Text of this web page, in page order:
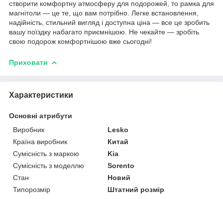
створити комфортну атмосферу для подорожей, то рамка для
магнітоли — це те, що вам потрібно. Легке встановлення,
надійність, стильний вигляд і доступна ціна — все це зробить
вашу поїздку набагато приємнішою. Не чекайте — зробіть
свою подорож комфортнішою вже сьогодні!
Приховати
Характеристики
Основні атрибути
Виробник
Lesko
Країна виробник
Китай
Сумісність з маркою
Kia
Сумісність з моделлю
Sorento
Стан
Новий
Типорозмір
Штатний розмір